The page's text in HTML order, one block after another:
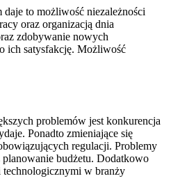
daje to możliwość niezależności
oraz organizacją dnia
zdobywanie nowych
ich satysfakcję. Możliwość
problemów jest konkurencja
Ponadto zmieniające się
regulacji. Problemy
planowanie budżetu. Dodatkowo
technologicznymi w branży